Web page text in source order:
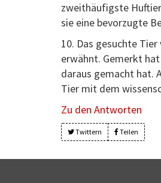
zweithäufigste
sie eine bevorzugte
10. Das gesuchte
erwähnt. Gemerkt
daraus gemacht hat.
Tier mit dem
Zu den Antworten
Twittern Teilen